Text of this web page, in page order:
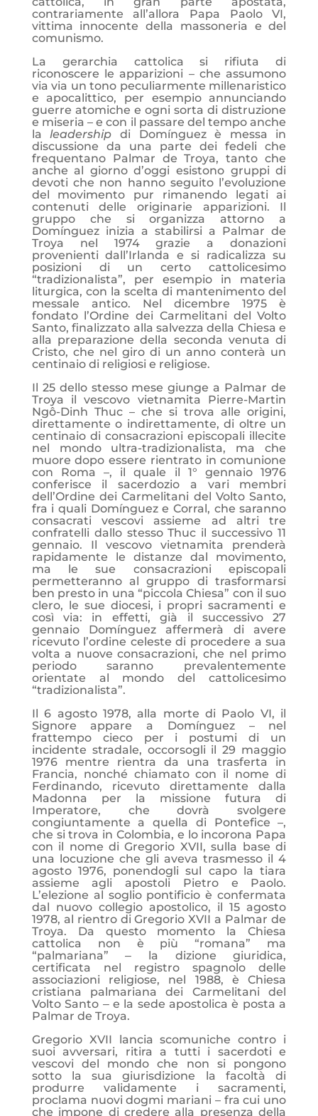
contrariamente all’allora Papa Paolo VI,
vittima innocente della massoneria e del
comunismo.
La gerarchia cattolica si rifiuta di
riconoscere le apparizioni – che assumono
via via un tono peculiarmente millenaristico
e apocalittico, per esempio annunciando
guerre atomiche e ogni sorta di distruzione
e miseria – e con il passare del tempo anche
laleadership di Domínguez è messa in
discussione da una parte dei fedeli che
frequentano Palmar de Troya, tanto che
anche al giorno d’oggi esistono gruppi di
devoti che non hanno seguito l’evoluzione
del movimento pur rimanendo legati ai
contenuti delle originarie apparizioni. Il
gruppo che si organizza attorno a
Domínguez inizia a stabilirsi a Palmar de
Troya nel 1974 grazie a donazioni
provenienti dall’Irlanda e si radicalizza su
posizioni di un certo cattolicesimo
“tradizionalista”, per esempio in materia
liturgica, con la scelta di mantenimento del
messale antico. Nel dicembre 1975 è
fondato l’Ordine dei Carmelitani del Volto
Santo, finalizzato alla salvezza della Chiesa e
alla preparazione della seconda venuta di
Cristo, che nel giro di un anno conterà un
centinaio di religiosi e religiose.
Il 25 dello stesso mese giunge a Palmar de
Troya il vescovo vietnamita Pierre-Martin
Ngô-Dinh Thuc – che si trova alle origini,
direttamente o indirettamente, di oltre un
centinaio di consacrazioni episcopali illecite
nel mondo ultra-tradizionalista, ma che
muore dopo essere rientrato in comunione
con Roma –, il quale il 1° gennaio 1976
conferisce il sacerdozio a vari membri
dell’Ordine dei Carmelitani del Volto Santo,
fra i quali Domínguez e Corral, che saranno
consacrati vescovi assieme ad altri tre
confratelli dallo stesso Thuc il successivo 11
gennaio. Il vescovo vietnamita prenderà
rapidamente le distanze dal movimento,
ma le sue consacrazioni episcopali
permetteranno al gruppo di trasformarsi
ben presto in una “piccola Chiesa” con il suo
clero, le sue diocesi, i propri sacramenti e
così via: in effetti, già il successivo 27
gennaio Domínguez affermerà di avere
ricevuto l’ordine celeste di procedere a sua
volta a nuove consacrazioni, che nel primo
periodo saranno prevalentemente
orientate al mondo del cattolicesimo
“tradizionalista”.
Il 6 agosto 1978, alla morte di Paolo VI, il
Signore appare a Domínguez – nel
frattempo cieco per i postumi di un
incidente stradale, occorsogli il 29 maggio
1976 mentre rientra da una trasferta in
Francia, nonché chiamato con il nome di
Ferdinando, ricevuto direttamente dalla
Madonna per la missione futura di
Imperatore, che dovrà svolgere
congiuntamente a quella di Pontefice –,
che si trova in Colombia, e lo incorona Papa
con il nome di Gregorio XVII, sulla base di
una locuzione che gli aveva trasmesso il 4
agosto 1976, ponendogli sul capo la tiara
assieme agli apostoli Pietro e Paolo.
L’elezione al soglio pontificio è confermata
dal nuovo collegio apostolico, il 15 agosto
1978, al rientro di Gregorio XVII a Palmar de
Troya. Da questo momento la Chiesa
cattolica non è più “romana” ma
“palmariana” ‒ la dizione giuridica,
certificata nel registro spagnolo delle
associazioni religiose, nel 1988, è Chiesa
cristiana palmariana dei Carmelitani del
Volto Santo ‒ e la sede apostolica è posta a
Palmar de Troya.
Gregorio XVII lancia scomuniche contro i
suoi avversari, ritira a tutti i sacerdoti e
vescovi del mondo che non si pongono
sotto la sua giurisdizione la facoltà di
produrre validamente i sacramenti,
proclama nuovi dogmi mariani – fra cui uno
che impone di credere alla presenza della